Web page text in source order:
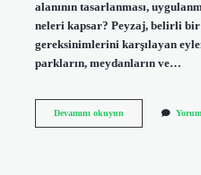
alanının tasarlanması,
neleri kapsar? Peyzaj, belirli bir
gereksinimlerini karşılayan
parkların, meydanların ve…
Devamını okuyunPeyzaj